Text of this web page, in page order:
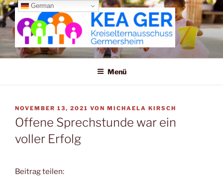
Zum
Inhalt
springen
KREISELTERNAUSSCHUSS
GERMERSHEIM
Menü
VERÖFFENTLICHT
AM
NOVEMBER 13, 2021 VON MICHAELA KIRSCH
Offene Sprechstunde war ein
voller Erfolg
Beitrag teilen:
German